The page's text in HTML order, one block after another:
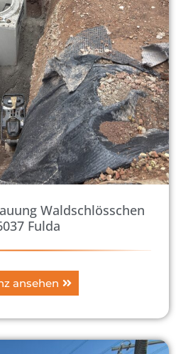
Waldschlösschen
Fulda
ansehen